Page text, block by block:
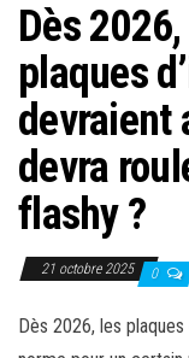
Dès
plaques
devraient
devra
flashy ?
21 octobre 2025 0
Dès 2026, les